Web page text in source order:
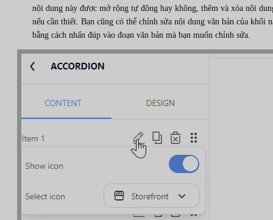
nội dung này được mở rộng tự động hay không, thêm và xóa nội
nếu cần thiết. Bạn cũng có thể chỉnh sửa nội dung văn bản của khối
bằng cách nhấn đúp vào đoạn văn bản mà bạn muốn chỉnh sửa.